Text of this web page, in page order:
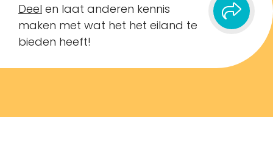
Deel en laat anderen kennis
maken met wat het het eiland te
bieden heeft!